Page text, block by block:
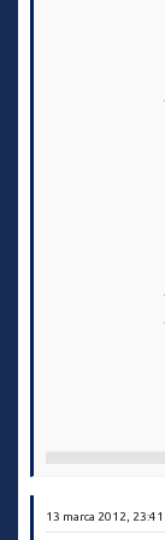
13 marca 2012, 23:41